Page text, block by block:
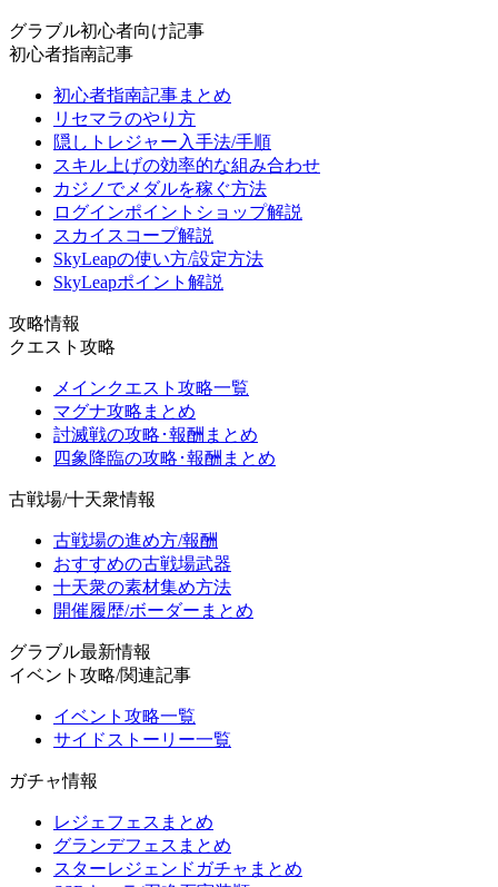
グラブル初心者向け記事
初心者指南記事
初心者指南記事まとめ
リセマラのやり方
隠しトレジャー入手法/手順
スキル上げの効率的な組み合わせ
カジノでメダルを稼ぐ方法
ログインポイントショップ解説
スカイスコープ解説
SkyLeapの使い方/設定方法
SkyLeapポイント解説
攻略情報
クエスト攻略
メインクエスト攻略一覧
マグナ攻略まとめ
討滅戦の攻略･報酬まとめ
四象降臨の攻略･報酬まとめ
古戦場/十天衆情報
古戦場の進め方/報酬
おすすめの古戦場武器
十天衆の素材集め方法
開催履歴/ボーダーまとめ
グラブル最新情報
イベント攻略/関連記事
イベント攻略一覧
サイドストーリー一覧
ガチャ情報
レジェフェスまとめ
グランデフェスまとめ
スターレジェンドガチャまとめ